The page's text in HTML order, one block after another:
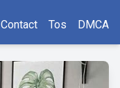
Contact Tos DMCA